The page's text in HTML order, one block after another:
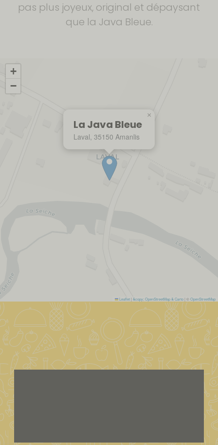
pas plus joyeux, original et dépaysant
que la Java Bleue.
La Java Bleue
Laval, 35150 Amanlis
×
+
−
Leaflet &copy; OpenStreetMap & Carto | ©OpenStreetMap